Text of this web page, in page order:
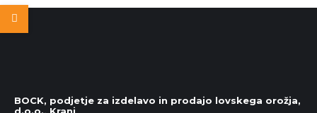
BOCK, podjetje za izdelavo in prodajo lovskega orožja,